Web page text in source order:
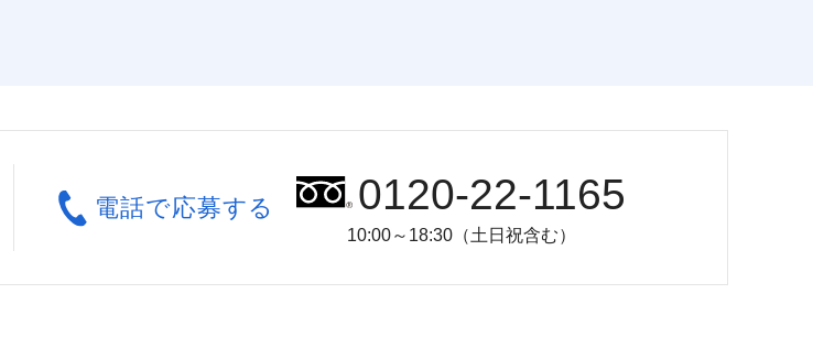
電話で応募する 0120-22-1165
10:00～18:30（土日祝含む）